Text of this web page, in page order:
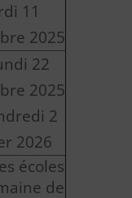
11
2025
22
2025
2
2026
écoles
de